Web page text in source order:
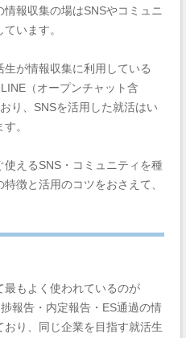
報収集の場はSNSやコミュニ
います。
が情報収集に利用している
（オープンチャット含
り、SNSを活用した就活はい
。
えるSNS・コミュニティを種
徴と活用のコツをおさえて、
もよく使われているのが
報告・内定報告・ES通過の情
り、同じ企業を目指す就活生